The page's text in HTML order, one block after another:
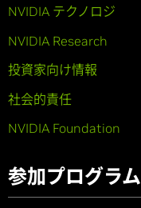
NVIDIA テクノロジ
NVIDIA Research
投資家向け情報
社会的責任
NVIDIA Foundation
参加プログラム